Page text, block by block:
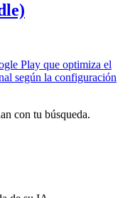
Play que optimiza el
según la configuración
con tu búsqueda.